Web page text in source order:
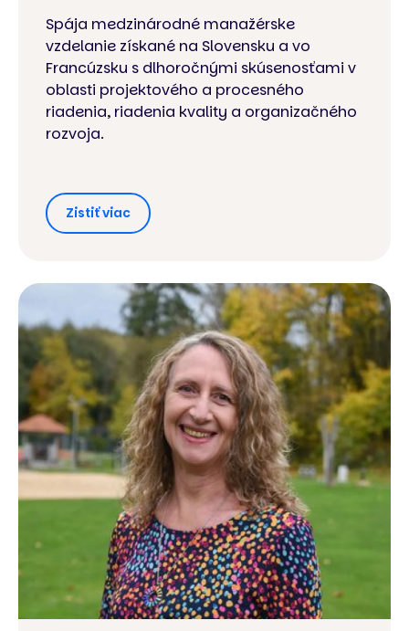
Spája medzinárodné manažérske
vzdelanie získané na Slovensku a vo
Francúzsku s dlhoročnými skúsenosťami v
oblasti projektového a procesného
riadenia, riadenia kvality a organizačného
rozvoja.
Zistiť viac